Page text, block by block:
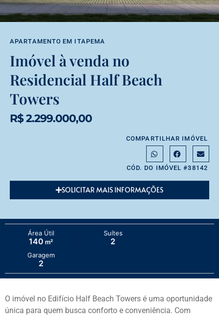
APARTAMENTO EM ITAPEMA
Imóvel à venda no
Residencial Half Beach
Towers
R$ 2.299.000,00
COMPARTILHAR IMÓVEL
CÓD. DO IMÓVEL #38142
SOLICITAR MAIS INFORMAÇÕES
Área Útil
140 m²
Suítes
2
Garagem
2
O imóvel no Edifício Half Beach Towers é uma oportunidade
única para quem busca conforto e conveniência. Com